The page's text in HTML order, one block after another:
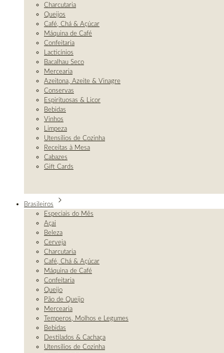
Charcutaria
Queijos
Café, Chá & Açúcar
Máquina de Café
Confeitaria
Lacticínios
Bacalhau Seco
Mercearia
Azeitona, Azeite & Vinagre
Conservas
Espirituosas & Licor
Bebidas
Vinhos
Limpeza
Utensílios de Cozinha
Receitas à Mesa
Cabazes
Gift Cards
Brasileiros
Especiais do Mês
Açai
Beleza
Cerveja
Charcutaria
Café, Chá & Açúcar
Máquina de Café
Confeitaria
Queijo
Pão de Queijo
Mercearia
Temperos, Molhos e Legumes
Bebidas
Destilados & Cachaça
Utensílios de Cozinha